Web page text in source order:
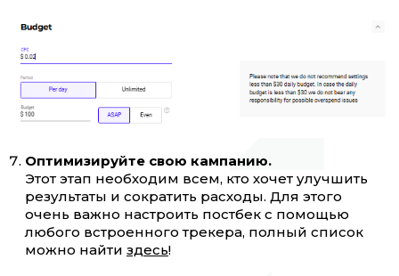
Оптимизируйте свою кампанию.
Этот этап необходим всем, кто хочет улучшить
результаты и сократить расходы. Для этого
очень важно настроить постбек с помощью
любого встроенного трекера, полный список
можно найти здесь!